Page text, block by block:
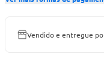
Vendido e entregue